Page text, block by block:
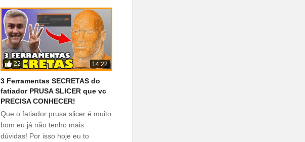
22 14:22
3 Ferramentas SECRETAS do
fatiador PRUSA SLICER que vc
PRECISA CONHECER!
Que o fatiador prusa slicer é muito
bom eu já não tenho mais
dúvidas! Por isso hoje eu to